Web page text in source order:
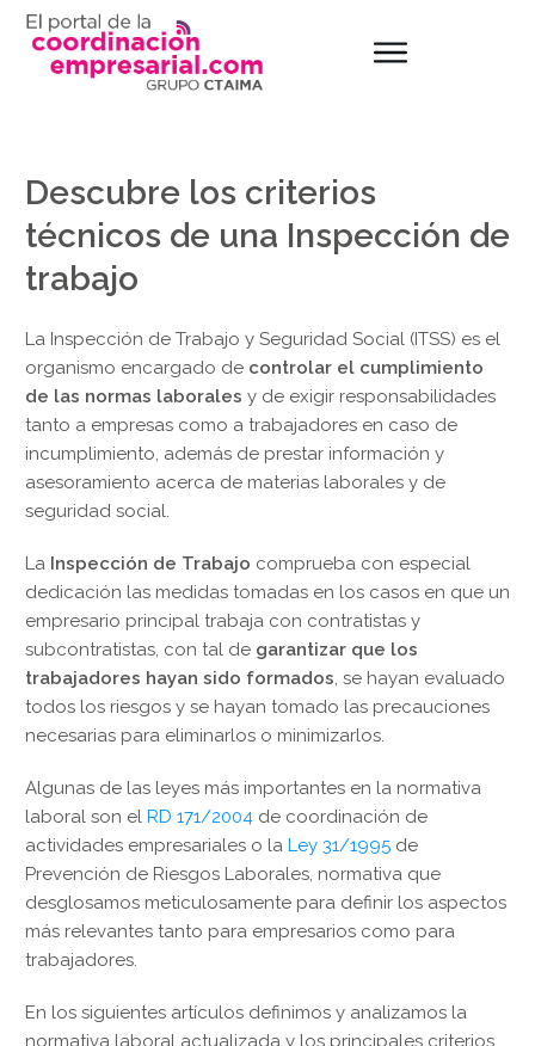
Descubre los criterios
técnicos de una Inspección de
trabajo
La Inspección de Trabajo y Seguridad Social (ITSS) es el
organismo encargado de controlar el cumplimiento
de las normas laborales y de exigir responsabilidades
tanto a empresas como a trabajadores en caso de
incumplimiento, además de prestar información y
asesoramiento acerca de materias laborales y de
seguridad social.
La Inspección de Trabajo comprueba con especial
dedicación las medidas tomadas en los casos en que un
empresario principal trabaja con contratistas y
subcontratistas, con tal de garantizar que los
trabajadores hayan sido formados, se hayan evaluado
todos los riesgos y se hayan tomado las precauciones
necesarias para eliminarlos o minimizarlos.
Algunas de las leyes más importantes en la normativa
laboral son el RD 171/2004 de coordinación de
actividades empresariales o la Ley 31/1995 de
Prevención de Riesgos Laborales, normativa que
desglosamos meticulosamente para definir los aspectos
más relevantes tanto para empresarios como para
trabajadores.
En los siguientes artículos definimos y analizamos la
normativa laboral actualizada y los principales criterios